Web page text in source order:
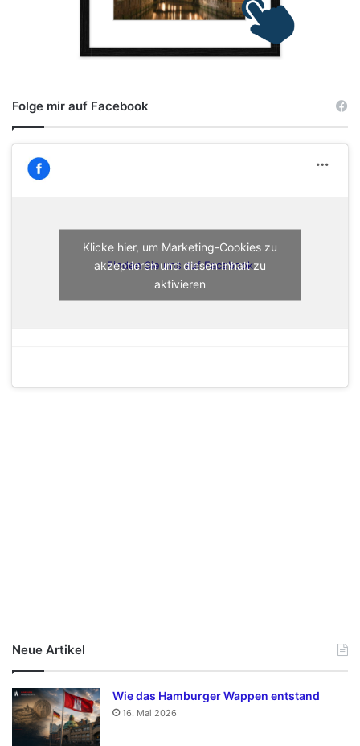
Folge mir auf Facebook
Finden Sie uns auf Facebook
Klicke hier, um Marketing-Cookies zu
akzeptieren und diesen Inhalt zu
aktivieren
Neue Artikel
Wie das Hamburger Wappen entstand
16. Mai 2026